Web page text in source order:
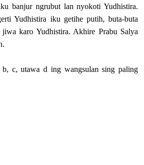
banjur ngrubut lan nyokoti Yudhistira.
Yudhistira iku getihe putih, buta-buta
karo Yudhistira. Akhire Prabu Salya
c, utawa d ing wangsulan sing paling